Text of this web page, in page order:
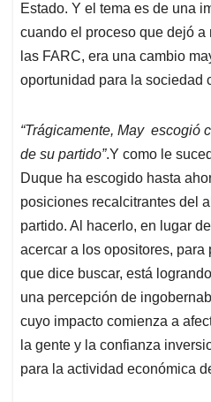
Estado. Y el tema es de una
cuando el proceso que dejó a
las FARC, era una cambio
oportunidad para la sociedad
“Trágicamente, May escogió
de su partido”.Y como le
Duque ha escogido hasta
posiciones recalcitrantes del
partido. Al hacerlo, en lugar
acercar a los opositores,
que dice buscar, está
una percepción de
cuyo impacto comienza a
la gente y la confianza
para la actividad económica